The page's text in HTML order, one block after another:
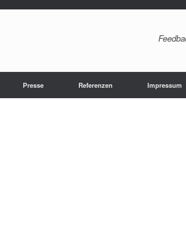
Presse Referenzen Impressum